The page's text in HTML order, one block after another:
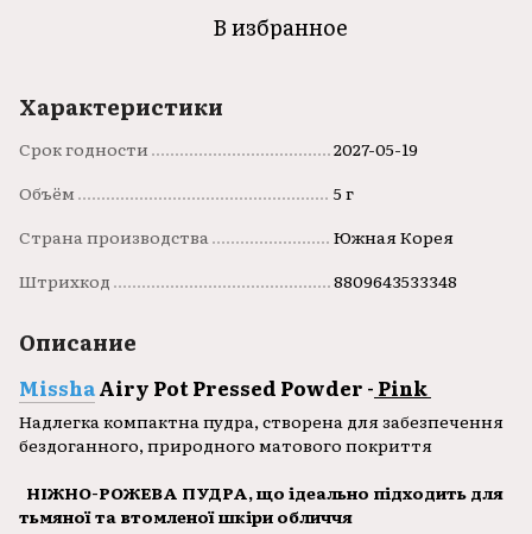
В избранное
Характеристики
Срок годности
2027-05-19
Объём
5 г
Страна производства
Южная Корея
Штрихкод
8809643533348
Описание
MisshaAiry Pot Pressed Powder - Pink
Надлегка компактна пудра, створена для забезпечення
бездоганного, природного матового покриття
НІЖНО-РОЖЕВА ПУДРА, що ідеально підходить для
тьмяної та втомленої шкіри обличчя